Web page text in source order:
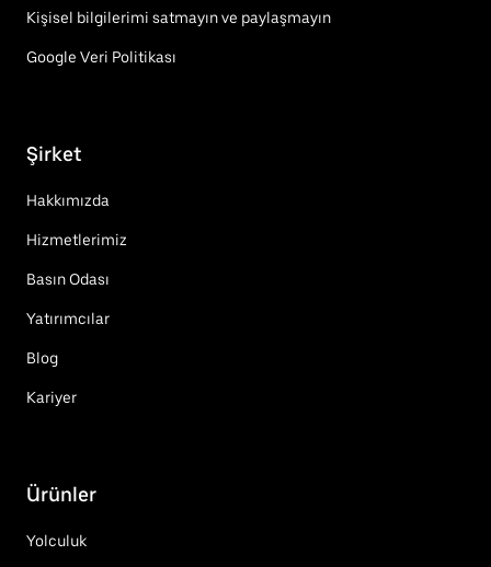
Kişisel bilgilerimi satmayın ve paylaşmayın
Google Veri Politikası
Şirket
Hakkımızda
Hizmetlerimiz
Basın Odası
Yatırımcılar
Blog
Kariyer
Ürünler
Yolculuk